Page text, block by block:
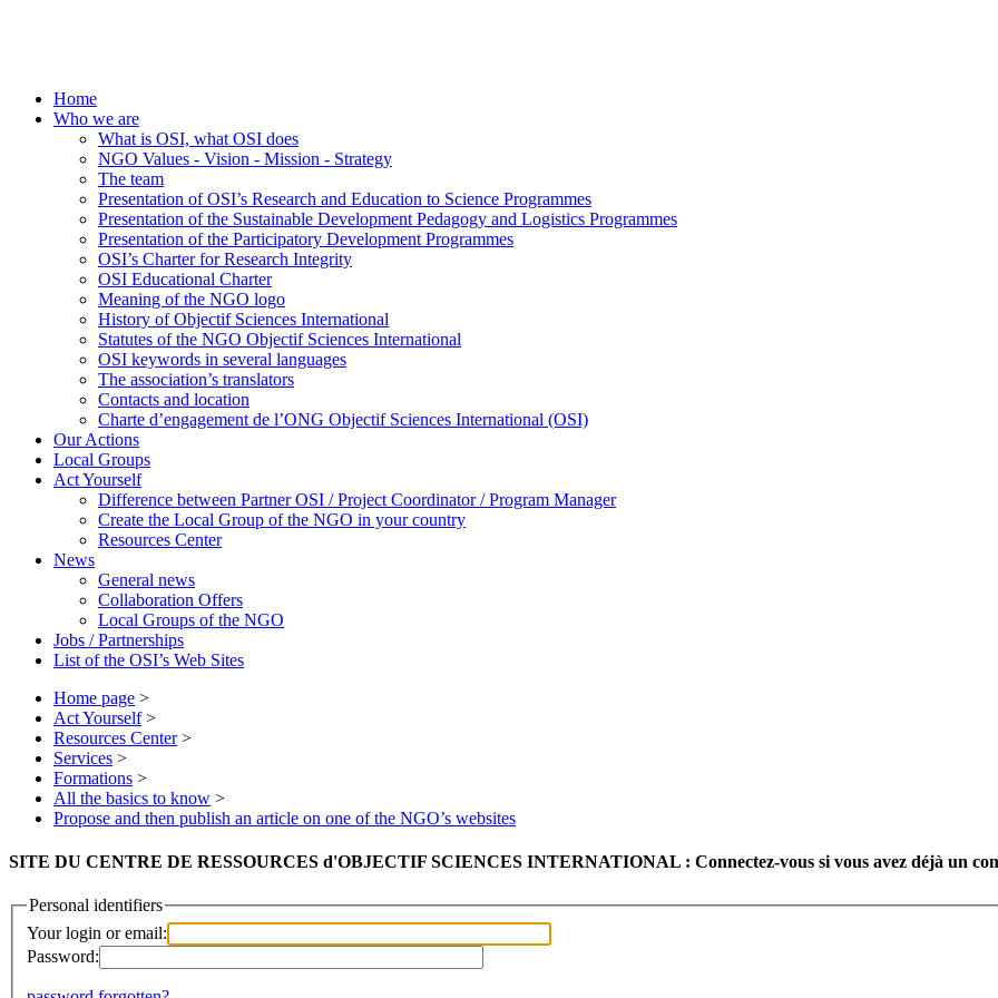
Home
Who we are
What is OSI, what OSI does
NGO Values - Vision - Mission - Strategy
The team
Presentation of OSI’s Research and Education to Science Programmes
Presentation of the Sustainable Development Pedagogy and Logistics Programmes
Presentation of the Participatory Development Programmes
OSI’s Charter for Research Integrity
OSI Educational Charter
Meaning of the NGO logo
History of Objectif Sciences International
Statutes of the NGO Objectif Sciences International
OSI keywords in several languages
The association’s translators
Contacts and location
Charte d’engagement de l’ONG Objectif Sciences International (OSI)
Our Actions
Local Groups
Act Yourself
Difference between Partner OSI / Project Coordinator / Program Manager
Create the Local Group of the NGO in your country
Resources Center
News
General news
Collaboration Offers
Local Groups of the NGO
Jobs / Partnerships
List of the OSI’s Web Sites
Home page >
Act Yourself >
Resources Center >
Services >
Formations >
All the basics to know >
Propose and then publish an article on one of the NGO’s websites
SITE DU CENTRE DE RESSOURCES d'OBJECTIF SCIENCES INTERNATIONAL : Connectez-vous si vous avez déjà un
Personal identifiers
Your login or email:
Password: